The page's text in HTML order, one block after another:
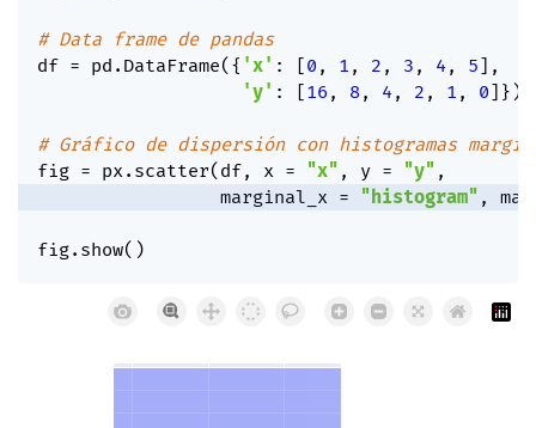
# Data frame de pandas
df = pd . DataFrame( { 'x' : [0 , 1 , 2 , 3 , 4, 5] ,
'y' : [16 , 8, 4, 2 , 1 , 0] } )
# Gráfico de dispersión con histogramas
fig = px. scatter( df, x = "x" , y = "y" ,
                 marginal_x
= "histogram" ,
fig. show( )